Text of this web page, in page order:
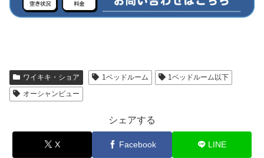
ワイキキ・ショア 1ベッドルーム
1ベッドルーム以下
オーシャンビュー
シェアする
X Facebook LINE